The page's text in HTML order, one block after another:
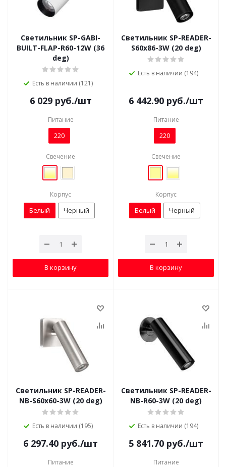
Светильник SP-GABI-
BUILT-FLAP-R60-12W (36
deg)
Есть в наличии (121)
6 029руб./шт
Питание
220
Свечение
Корпус
Белый Черный
В корзину
Светильник SP-READER-
S60x86-3W (20 deg)
Есть в наличии (194)
6 442.90 руб./шт
Питание
220
Свечение
Корпус
Белый Черный
В корзину
Светильник SP-READER-
NB-S60x60-3W (20 deg)
Есть в наличии (195)
6 297.40 руб./шт
Питание
Светильник SP-READER-
NB-R60-3W (20 deg)
Есть в наличии (194)
5 841.70 руб./шт
Питание